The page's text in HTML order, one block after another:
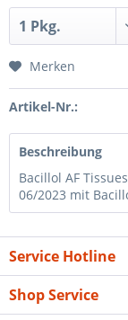
Merken
Artikel-Nr.:
Beschreibung
Bacillol AF
06/2023 mit
Service Hotline
Shop Service